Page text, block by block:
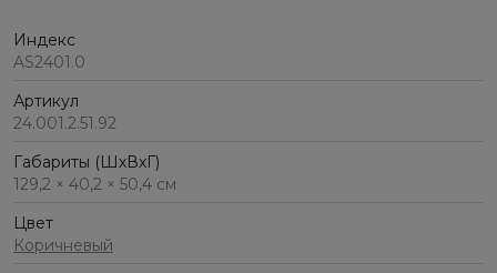
Индекс
AS2401.0
Артикул
24.001.2.51.92
Габариты (ШхВхГ)
129,2 × 40,2 × 50,4 см
Цвет
Коричневый